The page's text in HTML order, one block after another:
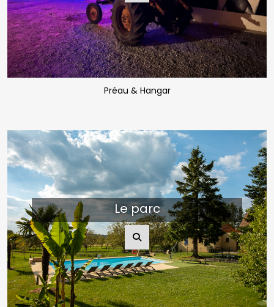
Préau & Hangar
Le parc